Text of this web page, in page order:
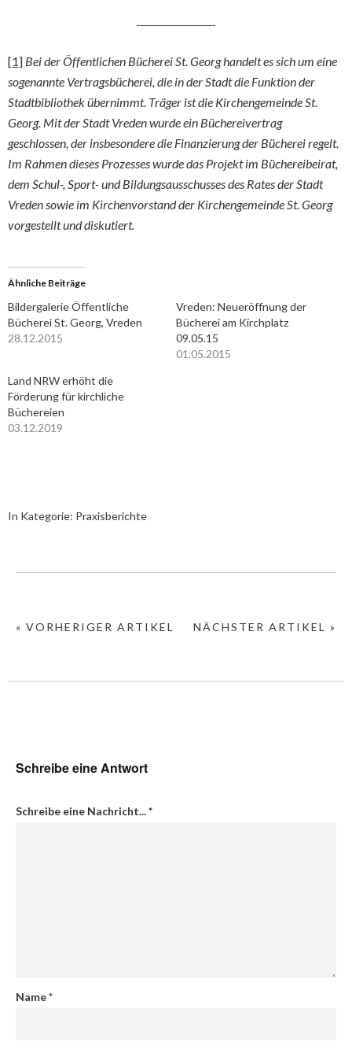
[1] Bei der Öffentlichen Bücherei St. Georg handelt es sich um eine
sogenannte Vertragsbücherei, die in der Stadt die Funktion der
Stadtbibliothek übernimmt. Träger ist die Kirchengemeinde St.
Georg. Mit der Stadt Vreden wurde ein Büchereivertrag
geschlossen, der insbesondere die Finanzierung der Bücherei regelt.
Im Rahmen dieses Prozesses wurde das Projekt im Büchereibeirat,
dem Schul-, Sport- und Bildungsausschusses des Rates der Stadt
Vreden sowie im Kirchenvorstand der Kirchengemeinde St. Georg
vorgestellt und diskutiert.
Ähnliche Beiträge
Bildergalerie Öffentliche
Bücherei St. Georg, Vreden
28.12.2015
Vreden: Neueröffnung der
Bücherei am Kirchplatz
09.05.15
01.05.2015
Land NRW erhöht die
Förderung für kirchliche
Büchereien
03.12.2019
In Kategorie: Praxisberichte
NÄCHSTER ARTIKEL »
« VORHERIGER ARTIKEL
Schreibe eine Antwort
Schreibe eine Nachricht...*
Name*